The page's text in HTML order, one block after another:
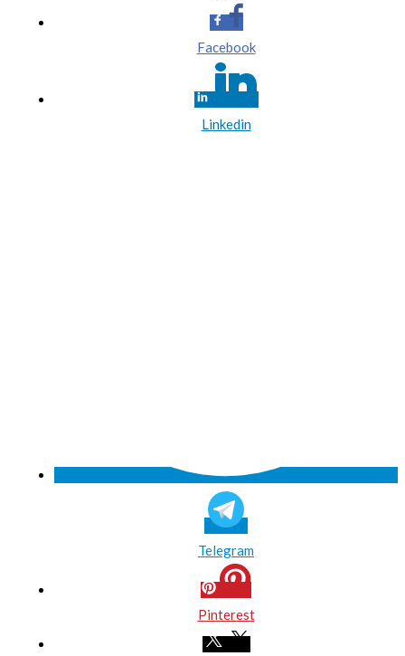
Facebook
Linkedin
Telegram
Pinterest